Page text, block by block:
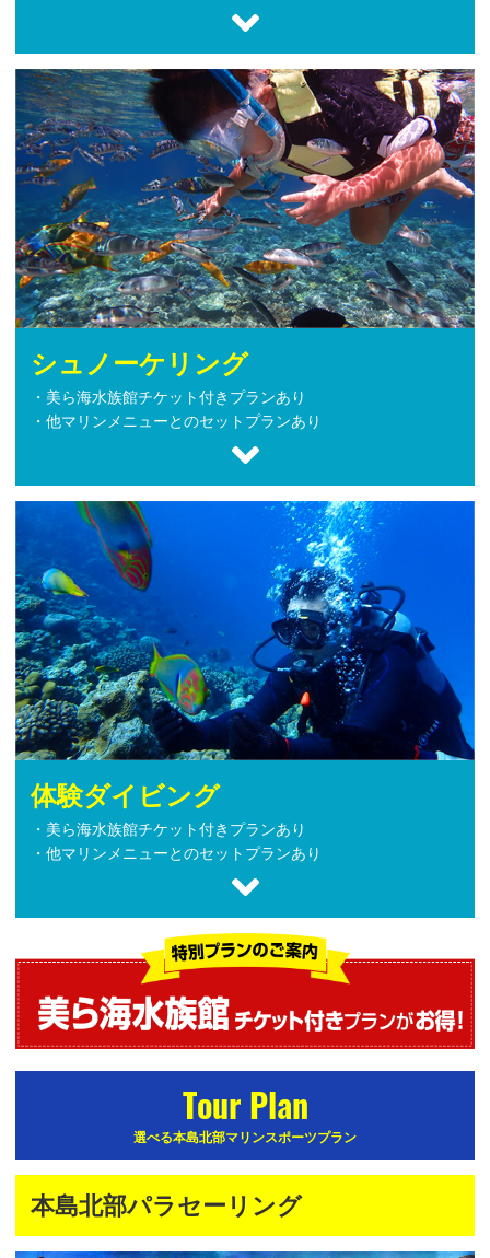
シュノーケリング
・美ら海水族館チケット付きプランあり
・他マリンメニューとのセットプランあり
体験ダイビング
・美ら海水族館チケット付きプランあり
・他マリンメニューとのセットプランあり
Tour Plan
選べる本島北部マリンスポーツプラン
本島北部パラセーリング